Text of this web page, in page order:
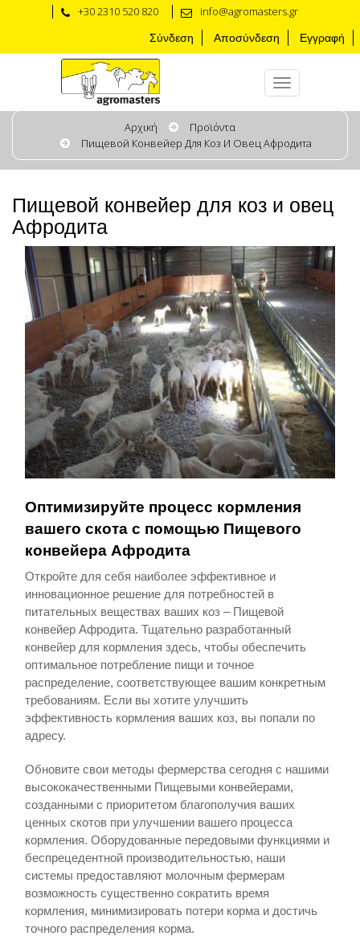
+30 2310 520 820 info@agromasters.gr
Σύνδεση Αποσύνδεση Εγγραφή
Αρχική
Προϊόντα
Пищевой Конвейер Для Коз И Овец Афродита
Пищевой конвейер для коз и овец
Афродита
Оптимизируйте процесс кормления
вашего скота с помощью Пищевого
конвейера Афродита
Откройте для себя наиболее эффективное и
инновационное решение для потребностей в
питательных веществах ваших коз – Пищевой
конвейер Афродита. Тщательно разработанный
конвейер для кормления здесь, чтобы обеспечить
оптимальное потребление пищи и точное
распределение, соответствующее вашим конкретным
требованиям. Если вы хотите улучшить
эффективность кормления ваших коз, вы попали по
адресу.
Обновите свои методы фермерства сегодня с нашими
высококачественными Пищевыми конвейерами,
созданными с приоритетом благополучия ваших
ценных скотов при улучшении вашего процесса
кормления. Оборудованные передовыми функциями и
беспрецедентной производительностью, наши
системы предоставляют молочным фермерам
возможность существенно сократить время
кормления, минимизировать потери корма и достичь
точного распределения корма.